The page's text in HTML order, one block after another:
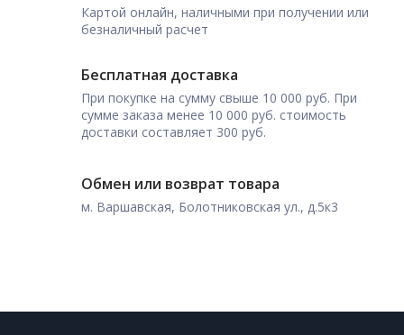
Картой онлайн, наличными при получении или
безналичный расчет
Бесплатная доставка
При покупке на сумму свыше 10 000 руб. При
сумме заказа менее 10 000 руб. стоимость
доставки составляет 300 руб.
Обмен или возврат товара
м. Варшавская, Болотниковская ул., д.5к3